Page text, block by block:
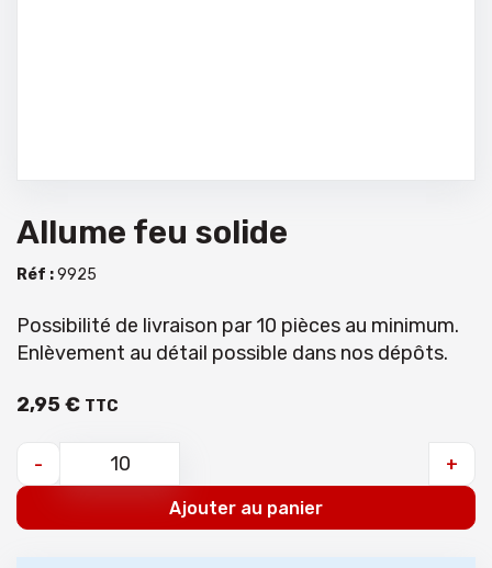
Allume feu solide
Réf :9925
Possibilité de livraison par 10 pièces au minimum.
Enlèvement au détail possible dans nos dépôts.
2,95€ TTC
- +
Ajouter au panier